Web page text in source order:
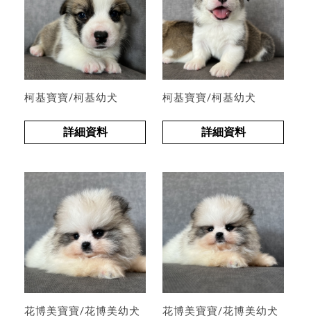
柯基寶寶/柯基幼犬
詳細資料
柯基寶寶/柯基幼犬
詳細資料
花博美寶寶/花博美幼犬 花博美寶寶/花博美幼犬